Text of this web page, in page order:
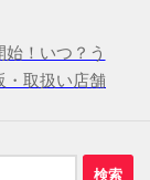
！いつ？う
・取扱い店舗